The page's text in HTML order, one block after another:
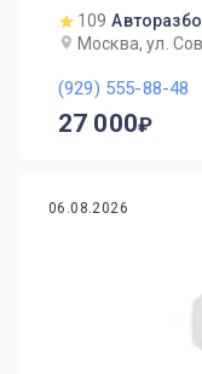
109
Москва, ул.
(929) 555-88-48
27 000
06.08.2026